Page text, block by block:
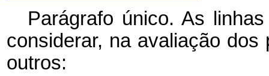
Parágrafo único. As
considerar, na avaliação
outros: